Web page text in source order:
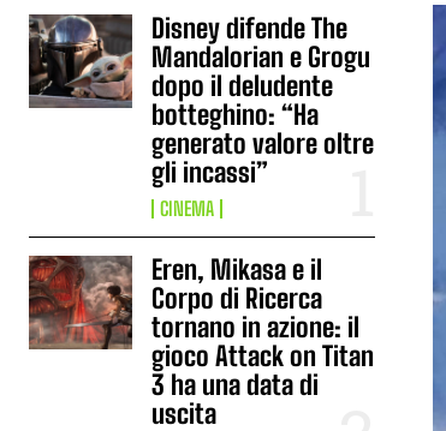
Disney difende The
Mandalorian e Grogu
dopo il deludente
botteghino: “Ha
generato valore oltre
gli incassi”
CINEMA
Eren, Mikasa e il
Corpo di Ricerca
tornano in azione: il
gioco Attack on Titan
3 ha una data di
uscita